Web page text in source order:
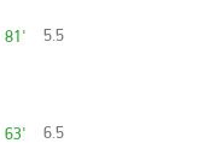
81' 5.5
63' 6.5